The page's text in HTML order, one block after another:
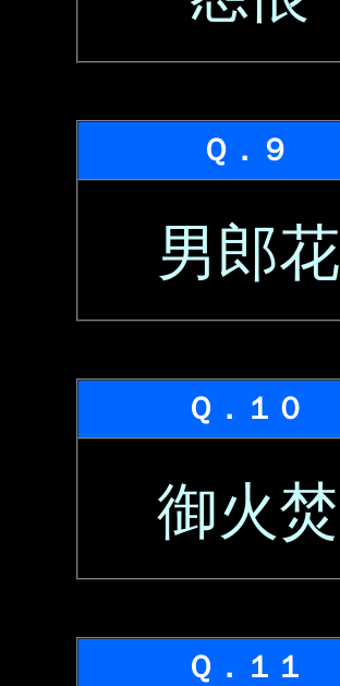
Ｑ．９
男郎花
Ｑ．１０
御火焚
Ｑ．１１